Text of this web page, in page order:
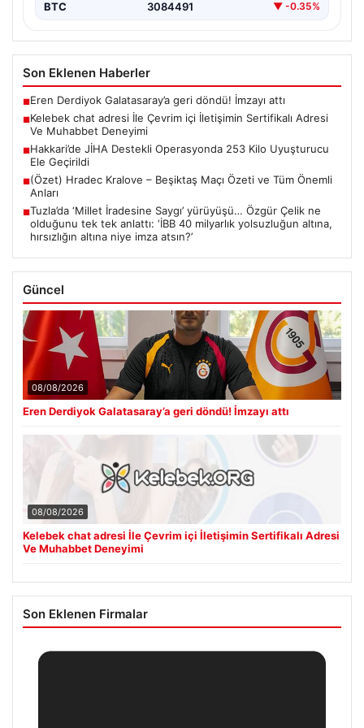
BTC 3084491 ▼ -0.35%
Son Eklenen Haberler
■Eren Derdiyok Galatasaray’a geri döndü! İmzayı attı
■Kelebek chat adresi İle Çevrim içi İletişimin Sertifikalı Adresi
Ve Muhabbet Deneyimi
■Hakkari’de JİHA Destekli Operasyonda 253 Kilo Uyuşturucu
Ele Geçirildi
■(Özet) Hradec Kralove – Beşiktaş Maçı Özeti ve Tüm Önemli
Anları
■Tuzla’da ‘Millet İradesine Saygı’ yürüyüşü… Özgür Çelik ne
olduğunu tek tek anlattı: ‘İBB 40 milyarlık yolsuzluğun altına,
hırsızlığın altına niye imza atsın?’
Güncel
08/08/2026
Eren Derdiyok Galatasaray’a geri döndü! İmzayı attı
08/08/2026
Kelebek chat adresi İle Çevrim içi İletişimin Sertifikalı Adresi
Ve Muhabbet Deneyimi
Son Eklenen Firmalar